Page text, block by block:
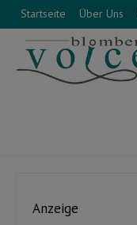
Startseite Über Uns
Anzeige